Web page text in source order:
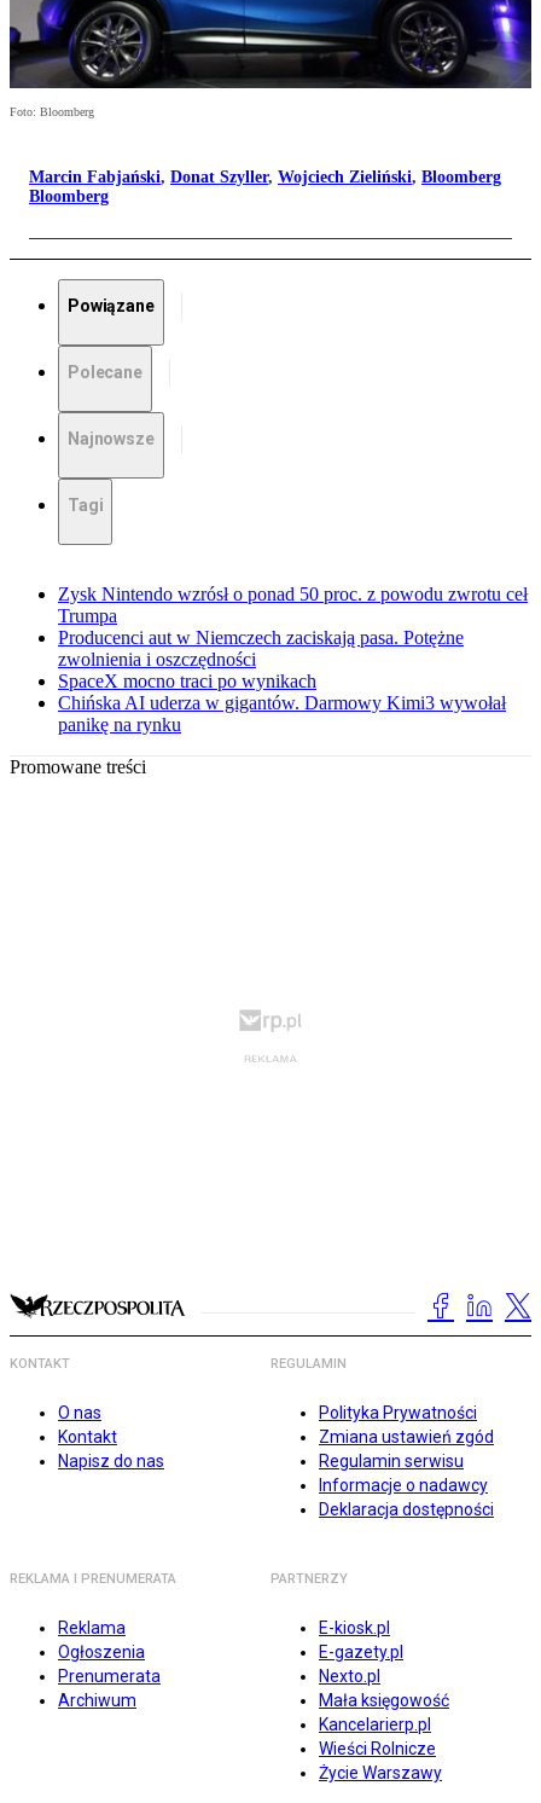
Foto: Bloomberg
Marcin Fabjański, Donat Szyller, Wojciech Zieliński, Bloomberg
Bloomberg
Powiązane
Polecane
Najnowsze
Tagi
Zysk Nintendo wzrósł o ponad 50 proc. z powodu zwrotu ceł
Trumpa
Producenci aut w Niemczech zaciskają pasa. Potężne
zwolnienia i oszczędności
SpaceX mocno traci po wynikach
Chińska AI uderza w gigantów. Darmowy Kimi3 wywołał
panikę na rynku
Promowane treści
KONTAKT
O nas
Kontakt
Napisz do nas
REGULAMIN
Polityka Prywatności
Zmiana ustawień zgód
Regulamin serwisu
Informacje o nadawcy
Deklaracja dostępności
REKLAMA I PRENUMERATA
Reklama
Ogłoszenia
Prenumerata
Archiwum
PARTNERZY
E-kiosk.pl
E-gazety.pl
Nexto.pl
Mała księgowość
Kancelarierp.pl
Wieści Rolnicze
Życie Warszawy